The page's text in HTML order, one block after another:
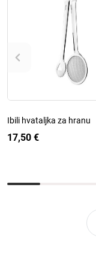
Ibili hvataljka za hranu
17,50 €